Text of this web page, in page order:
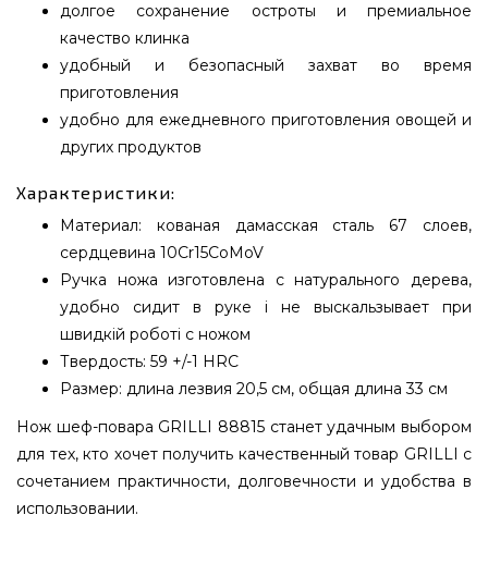
долгое сохранение остроты и премиальное
качество клинка
удобный и безопасный захват во время
приготовления
удобно для ежедневного приготовления овощей и
других продуктов
Характеристики:
Материал: кованая дамасская сталь 67 слоев,
сердцевина 10Cr15CoMoV
Ручка ножа изготовлена с натурального дерева,
удобно сидит в руке і не выскальзывает при
швидкій роботі с ножом
Твердость: 59 +/-1 HRC
Размер: длина лезвия 20,5 см, общая длина 33 см
Нож шеф-повара GRILLI 88815 станет удачным выбором
для тех, кто хочет получить качественный товар GRILLI с
сочетанием практичности, долговечности и удобства в
использовании.